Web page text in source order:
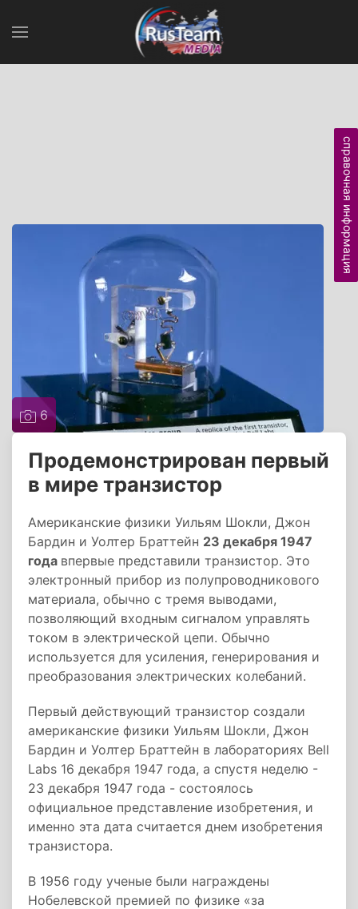
6
Продемонстрирован первый
в мире транзистор
Американские физики Уильям Шокли, Джон
Бардин и Уолтер Браттейн 23 декабря 1947
года впервые представили транзистор. Это
электронный прибор из полупроводникового
материала, обычно с тремя выводами,
позволяющий входным сигналом управлять
током в электрической цепи. Обычно
используется для усиления, генерирования и
преобразования электрических колебаний.
Первый действующий транзистор создали
американские физики Уильям Шокли, Джон
Бардин и Уолтер Браттейн в лабораториях Bell
Labs 16 декабря 1947 года, а спустя неделю -
23 декабря 1947 года - состоялось
официальное представление изобретения, и
именно эта дата считается днем изобретения
транзистора.
В 1956 году ученые были награждены
Нобелевской премией по физике «за
справочная информация